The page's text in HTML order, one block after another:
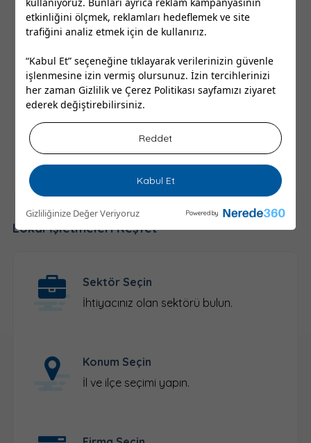
etkinliğini ölçmek, reklamları hedeflemek ve site
trafiğini analiz etmek için de kullanırız.
“Kabul Et” seçeneğine tıklayarak verilerinizin güvenle
işlenmesine izin vermiş olursunuz. İzin tercihlerinizi
her zamanGizlilik ve Çerez Politikası sayfamızı ziyaret
ederek değiştirebilirsiniz.
Reddet
Kabul Et
Gizliliğinize Değer Veriyoruz Powered by
Türkiye’nin 81 ilinde bulunan en yakın Halı
Yıkama Firmaları burada.
çalışma saatleri, yorumları, tavsiyeleri ve
Ağustos 2026 güncel iletişim bilgileri
Nerede360'da!
Yukarıdan şehir seçimi yaparak bana en yakın
Halı Yıkama Firmaları nerede ve nasıl gidilir
Lokal İşletmeleri Keşfet
Sektör Seçin
İhtiyacınız olan sektörü bulun.
Konum Seçin
İl ve ilçe seçimi yapın.